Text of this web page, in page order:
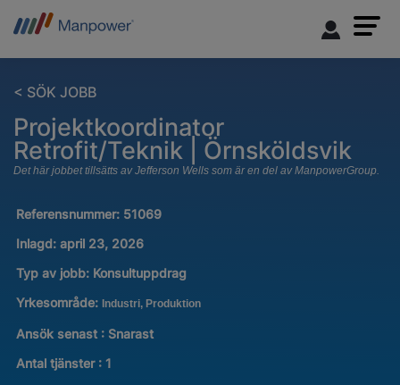
< SÖK JOBB
Projektkoordinator
Retrofit/Teknik | Örnsköldsvik
Det här jobbet tillsätts av Jefferson Wells som är en del av ManpowerGroup.
Referensnummer: 51069
Inlagd: april 23, 2026
Typ av jobb: Konsultuppdrag
Yrkesområde: Industri, Produktion
Ansök senast : Snarast
Antal tjänster : 1